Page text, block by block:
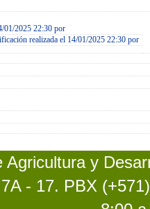
01/2025 22:30 por
realizada el 14/01/2025 22:30 por
Agricultura y
- 17. PBX